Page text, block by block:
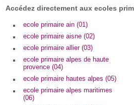
Accédez directement aux ecoles
ecole primaire ain (01)
ecole primaire aisne (02)
ecole primaire allier (03)
ecole primaire alpes de haute
provence (04)
ecole primaire hautes alpes (05)
ecole primaire alpes maritimes
(06)